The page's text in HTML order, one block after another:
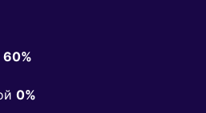
60%
0%